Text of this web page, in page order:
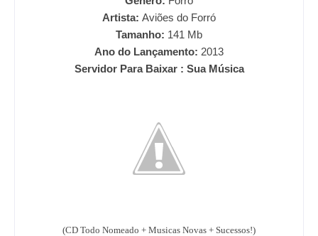
Artista: Aviões do Forró
Tamanho: 141 Mb
Ano do Lançamento: 2013
Servidor Para Baixar : Sua Música
(CD Todo Nomeado + Musicas Novas + Sucessos!)